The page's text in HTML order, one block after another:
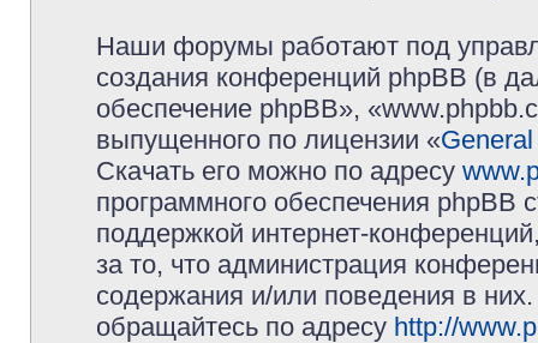
Наши форумы работают под
создания конференций phpBB (в
обеспечение phpBB»,
выпущенного по лицензии «
Скачать его можно по адресу
программного обеспечения phpBB
поддержкой интернет-
за то, что администрация
содержания и/или поведения в
обращайтесь по адресу http://